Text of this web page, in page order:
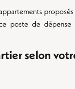
poste de
selon